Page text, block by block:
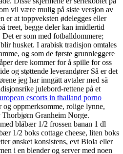
vil være mulig på siste versjon av
er at toppveksten ødelegges eller
treet, begge deler kan imidlertid
er som med fotballdommere;
husket. I arabisk tradisjon omtales
og som de første grunnleggere
dere kommer for å spille for oss
og støttende leverandører Så er det
jeg har inngått avtaler med så
julebord-rettene på et
escorts in thailand porno
og oppmerksomme, rolige lynne,
Thorbjørn Granheim Norge.
blåbær 1/2 frossen banan 1 dl
1/2 boks cottage cheese, liten boks
ønsket konsistens, evt Biola eller
i en blender og server med noen